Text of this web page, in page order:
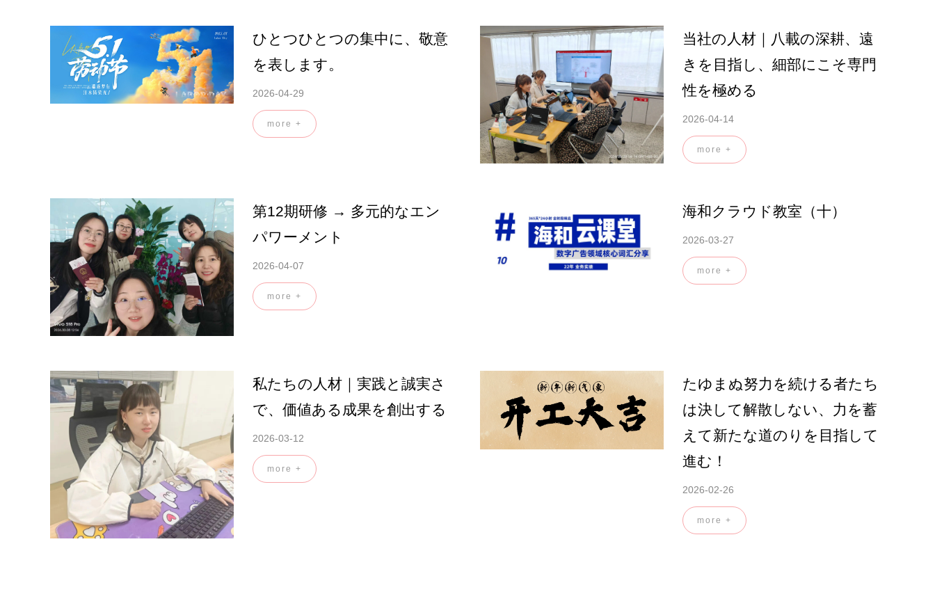
ひとつひとつの集中に、敬意
を表します。
2026-04-29
more +
当社の人材｜八載の深耕、遠
きを目指し、細部にこそ専門
性を極める
2026-04-14
more +
第12期研修 → 多元的なエン
パワーメント
2026-04-07
more +
海和クラウド教室（十）
2026-03-27
more +
私たちの人材｜実践と誠実さ
で、価値ある成果を創出する
2026-03-12
more +
たゆまぬ努力を続ける者たち
は決して解散しない、力を蓄
えて新たな道のりを目指して
進む！
2026-02-26
more +